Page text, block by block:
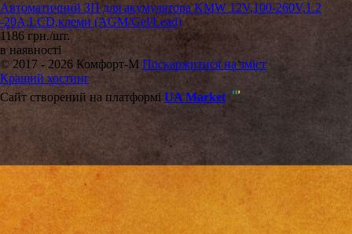
Автоматичний ЗП для акумулятора KMW 12V,100-260V,1.2
-20А,LCD,клеми (AGM/Gel/Lead)
1186 грн./шт.
в наявності
© 2017 - 2026 Комфорт-М Поскаржитися на зміст
Кращий хостинг
Сайт створений на платформі UA Market